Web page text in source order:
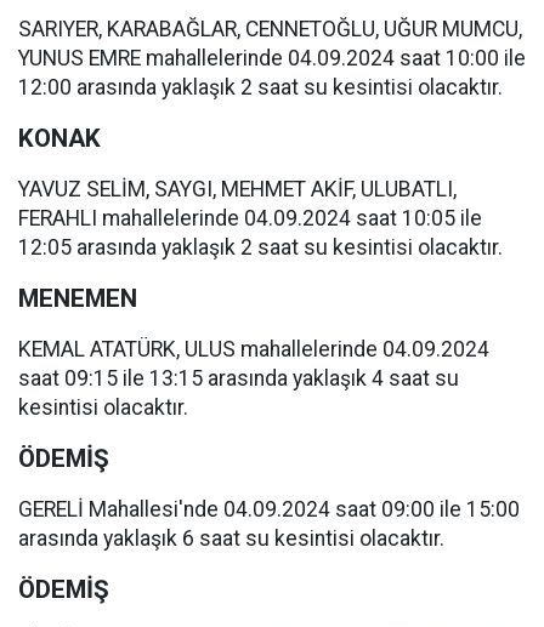
SARIYER, KARABAĞLAR, CENNETOĞLU, UĞUR MUMCU,
YUNUS EMRE mahallelerinde 04.09.2024 saat 10:00 ile
12:00 arasında yaklaşık 2 saat su kesintisi olacaktır.
KONAK
YAVUZ SELİM, SAYGI, MEHMET AKİF, ULUBATLI,
FERAHLI mahallelerinde 04.09.2024 saat 10:05 ile
12:05 arasında yaklaşık 2 saat su kesintisi olacaktır.
MENEMEN
KEMAL ATATÜRK, ULUS mahallelerinde 04.09.2024
saat 09:15 ile 13:15 arasında yaklaşık 4 saat su
kesintisi olacaktır.
ÖDEMİŞ
GERELİ Mahallesi'nde 04.09.2024 saat 09:00 ile 15:00
arasında yaklaşık 6 saat su kesintisi olacaktır.
ÖDEMİŞ